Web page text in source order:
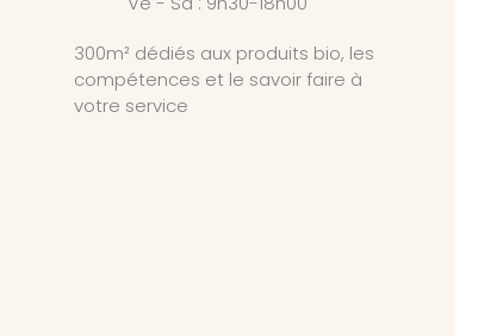
300m² dédiés aux produits bio, les
compétences et le savoir faire à
votre service